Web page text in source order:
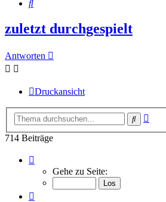
Suche
zuletzt durchgespielt
Antworten
Druckansicht
Suche
714 Beiträge
48
von
Gehe zu Seite: